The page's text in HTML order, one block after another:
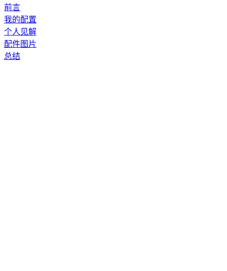
前言
我的配置
个人见解
配件图片
总结